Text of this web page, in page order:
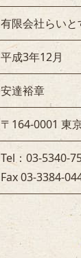
有限会社らいと
平成3年12月
安達裕章
〒164-0001 東
Tel：03-5340-
Fax 03-3384-